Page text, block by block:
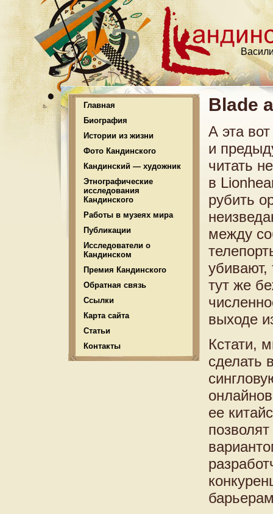
Главная
Биография
Истории из жизни
Фото Кандинского
Кандинский — художник
Этнографические
исследования
Кандинского
Работы в музеях мира
Публикации
Исследователи о
Кандинском
Премия Кандинского
Обратная связь
Ссылки
Карта сайта
Статьи
Контакты
Blade
А эта
и
читать
в
рубить
между
убивают,
тут же
выходе
Кстати,
сделать
ее